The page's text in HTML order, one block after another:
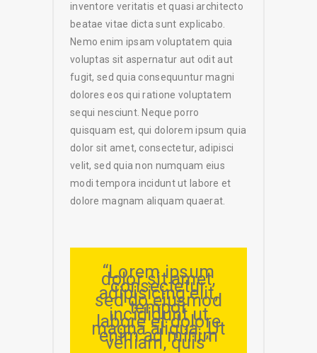
inventore veritatis et quasi architecto
beatae vitae dicta sunt explicabo.
Nemo enim ipsam voluptatem quia
voluptas sit aspernatur aut odit aut
fugit, sed quia consequuntur magni
dolores eos qui ratione voluptatem
sequi nesciunt. Neque porro
quisquam est, qui dolorem ipsum quia
dolor sit amet, consectetur, adipisci
velit, sed quia non numquam eius
modi tempora incidunt ut labore et
dolore magnam aliquam quaerat.
“Lorem ipsum
dolor sit amet,
consectetur
adipisicing elit,
sed do eiusmod
tempor
incididunt ut
labore et dolore
magna aliqua. Ut
enim ad minim
veniam, quis”